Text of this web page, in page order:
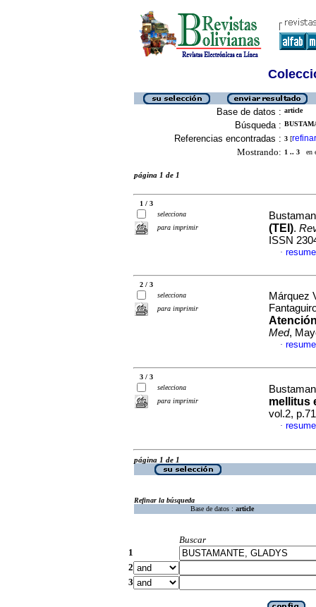
Base de datos : article
Búsqueda :
Referencias encontradas : 3 [refinar
Mostrando: 1 .. 3 en
página 1 de 1
1 / 3
selecciona
para imprimir
(TEI).
ISSN
·
2 / 3
selecciona
para imprimir
Márquez
Med,
·
3 / 3
selecciona
para imprimir
mellitus
vol.2,
·
página 1 de 1
Refinar la búsqueda
Base de datos : article
Buscar
1
2
3